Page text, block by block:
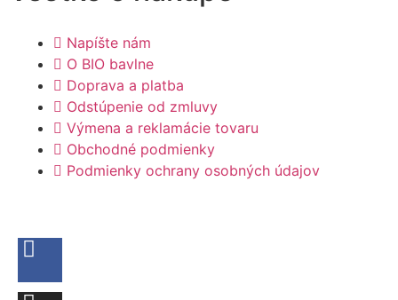
Napíšte nám
O BIO bavlne
Doprava a platba
Odstúpenie od zmluvy
Výmena a reklamácie tovaru
Obchodné podmienky
Podmienky ochrany osobných údajov